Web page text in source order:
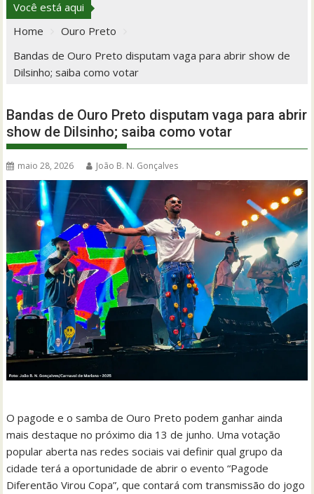
Você está aqui
Home
Ouro Preto
Bandas de Ouro Preto disputam vaga para abrir show de
Dilsinho; saiba como votar
Bandas de Ouro Preto disputam vaga para abrir
show de Dilsinho; saiba como votar
maio 28, 2026 João B. N. Gonçalves
O pagode e o samba de Ouro Preto podem ganhar ainda
mais destaque no próximo dia 13 de junho. Uma votação
popular aberta nas redes sociais vai definir qual grupo da
cidade terá a oportunidade de abrir o evento “Pagode
Diferentão Virou Copa”, que contará com transmissão do jogo